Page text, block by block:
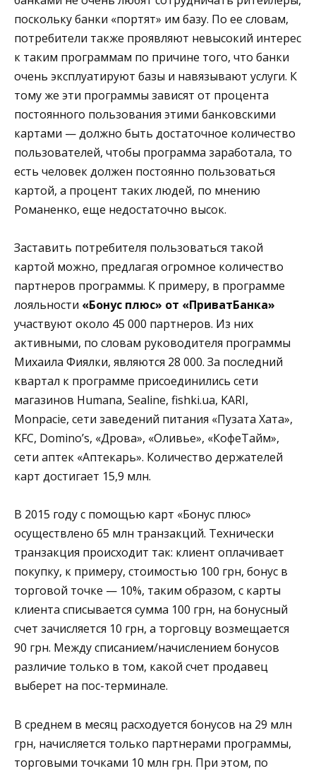
поскольку банки «портят» им базу. По ее словам,
потребители также проявляют невысокий интерес
к таким программам по причине того, что банки
очень эксплуатируют базы и навязывают услуги. К
тому же эти программы зависят от процента
постоянного пользования этими банковскими
картами — должно быть достаточное количество
пользователей, чтобы программа заработала, то
есть человек должен постоянно пользоваться
картой, а процент таких людей, по мнению
Романенко, еще недостаточно высок.
Заставить потребителя пользоваться такой
картой можно, предлагая огромное количество
партнеров программы. К примеру, в программе
лояльности «Бонус плюс» от «ПриватБанка»
участвуют около 45 000 партнеров. Из них
активными, по словам руководителя программы
Михаила Фиялки, являются 28 000. За последний
квартал к программе присоединились сети
магазинов Humana, Sealine, fishki.ua, KARI,
Monpacie, сети заведений питания «Пузата Хата»,
KFC, Domino’s, «Дрова», «Оливье», «КофеТайм»,
сети аптек «Аптекарь». Количество держателей
карт достигает 15,9 млн.
В 2015 году с помощью карт «Бонус плюс»
осуществлено 65 млн транзакций. Технически
транзакция происходит так: клиент оплачивает
покупку, к примеру, стоимостью 100 грн, бонус в
торговой точке — 10%, таким образом, с карты
клиента списывается сумма 100 грн, на бонусный
счет зачисляется 10 грн, а торговцу возмещается
90 грн. Между списанием/начислением бонусов
различие только в том, какой счет продавец
выберет на пос-терминале.
В среднем в месяц расходуется бонусов на 29 млн
грн, начисляется только партнерами программы,
торговыми точками 10 млн грн. При этом, по